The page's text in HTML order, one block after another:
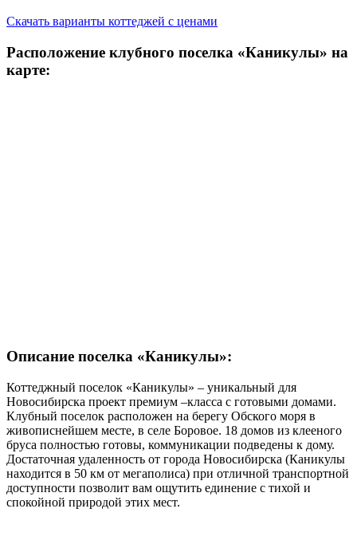
Скачать варианты коттеджей с ценами
Расположение клубного поселка «Каникулы» на
карте:
Описание поселка «Каникулы»:
Коттеджный поселок «Каникулы» – уникальный для
Новосибирска проект премиум –класса с готовыми домами.
Клубный поселок расположен на берегу Обского моря в
живописнейшем месте, в селе Боровое. 18 домов из клееного
бруса полностью готовы, коммуникации подведены к дому.
Достаточная удаленность от города Новосибирска (Каникулы
находится в 50 км от мегаполиса) при отличной транспортной
доступности позволит вам ощутить единение с тихой и
спокойной природой этих мест.